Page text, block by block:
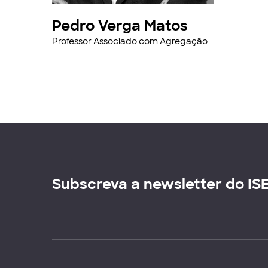
Pedro Verga Matos
Professor Associado com Agregação
Subscreva a newsletter do